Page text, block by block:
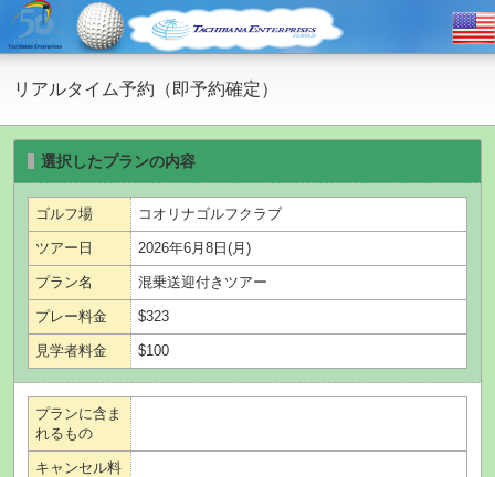
リアルタイム予約（即予約確定）
選択したプランの内容
ゴルフ場 コオリナゴルフクラブ
ツアー日 2026年6月8日(月)
プラン名 混乗送迎付きツアー
プレー料金 $323
見学者料金 $100
プランに含ま
れるもの
キャンセル料